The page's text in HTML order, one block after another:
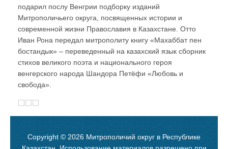
подарил послу Венгрии подборку изданий
Митрополичьего округа, посвященных истории и
современной жизни Православия в Казахстане. Отто
Иван Рона передал митрополиту книгу «Махаббат пен
бостандык» – переведенный на казахский язык сборник
стихов великого поэта и национального героя
венгерского народа Шандора Петёфи «Любовь и
свобода».
Copyright © 2026 Митрополичий округ в Республике